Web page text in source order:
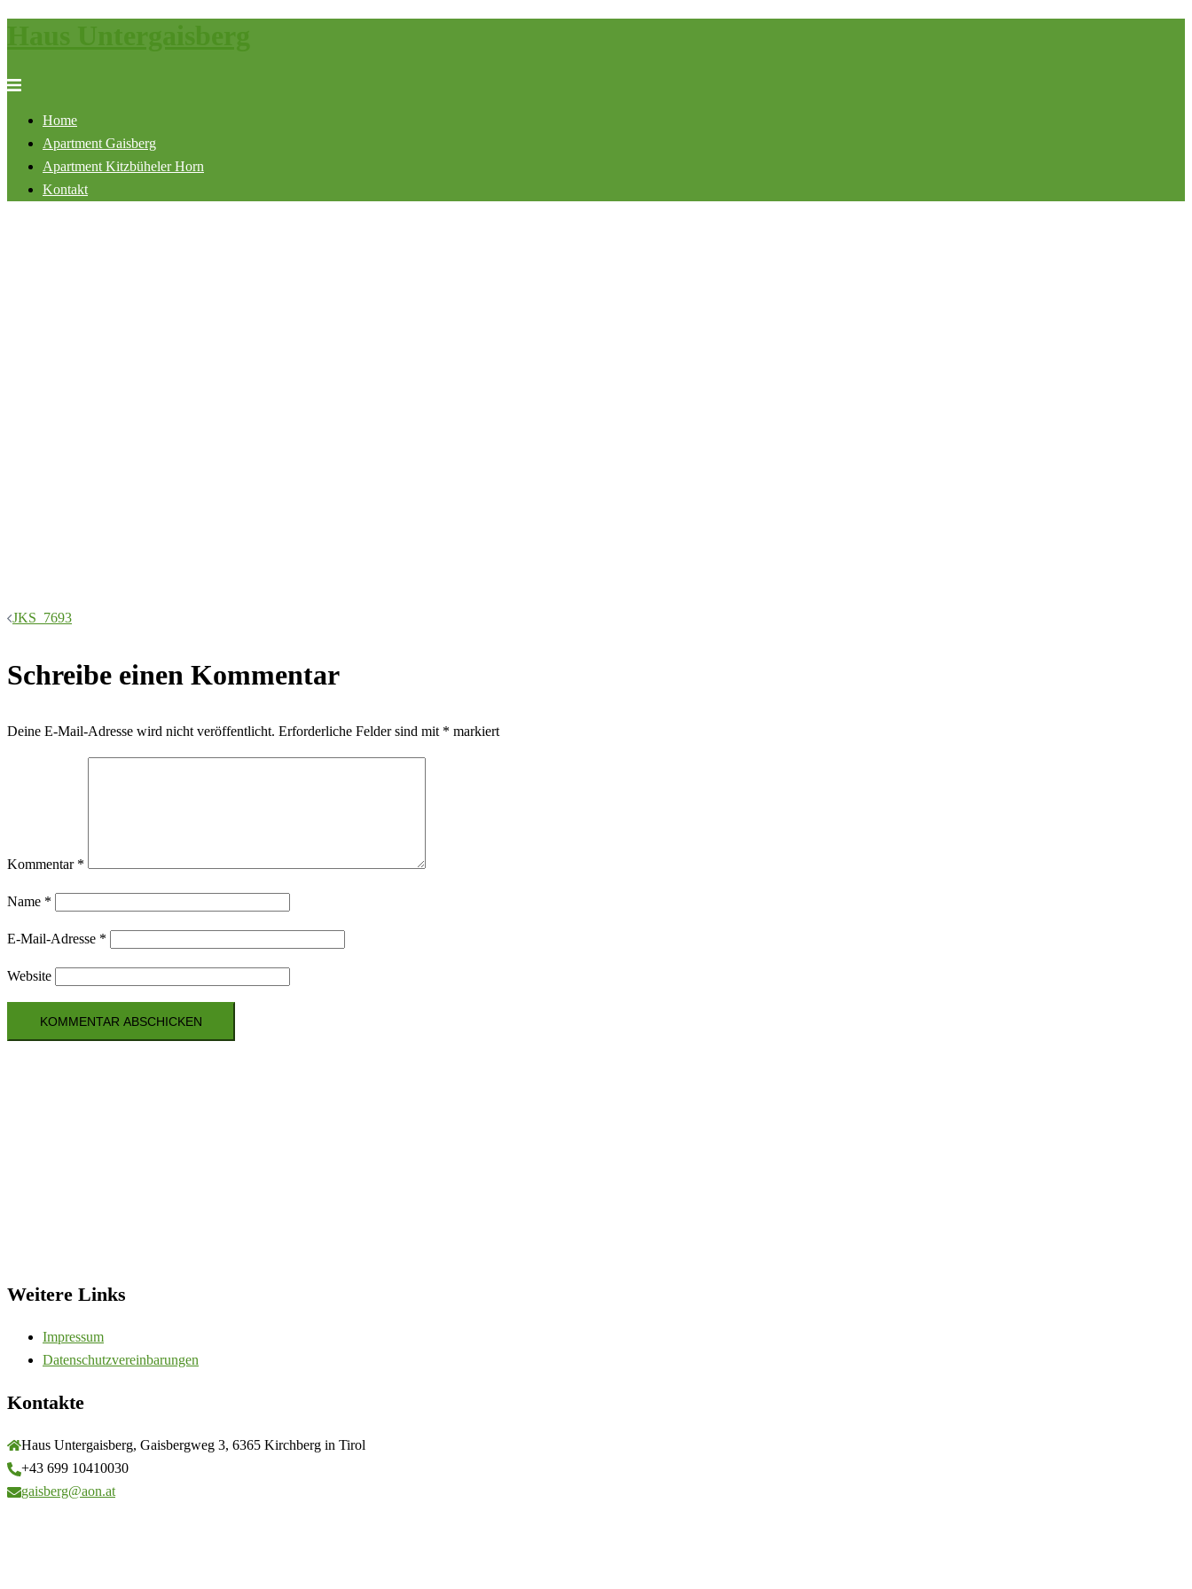
springen
Menü
Home
Apartment Gaisberg
Apartment Kitzbüheler Horn
Kontakt
Beitragsnavigation
JKS_7693
Schreibe einen Kommentar
Deine E-Mail-Adresse wird nicht veröffentlicht. Erforderliche Felder sind mit * markiert
Kommentar *
Name *
E-Mail-Adresse *
Website
Weitere Links
Impressum
Datenschutzvereinbarungen
Kontakte
Haus Untergaisberg, Gaisbergweg 3, 6365 Kirchberg in Tirol
+43 699 10410030
gaisberg@aon.at